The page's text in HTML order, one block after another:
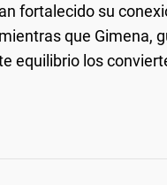
fortalecido su
que Gimena,
equilibrio los